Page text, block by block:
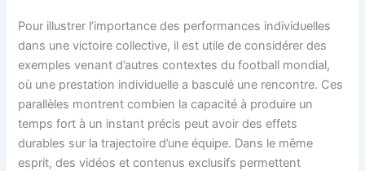
Pour illustrer l’importance des performances individuelles
dans une victoire collective, il est utile de considérer des
exemples venant d’autres contextes du football mondial,
où une prestation individuelle a basculé une rencontre. Ces
parallèles montrent combien la capacité à produire un
temps fort à un instant précis peut avoir des effets
durables sur la trajectoire d’une équipe. Dans le même
esprit, des vidéos et contenus exclusifs permettent